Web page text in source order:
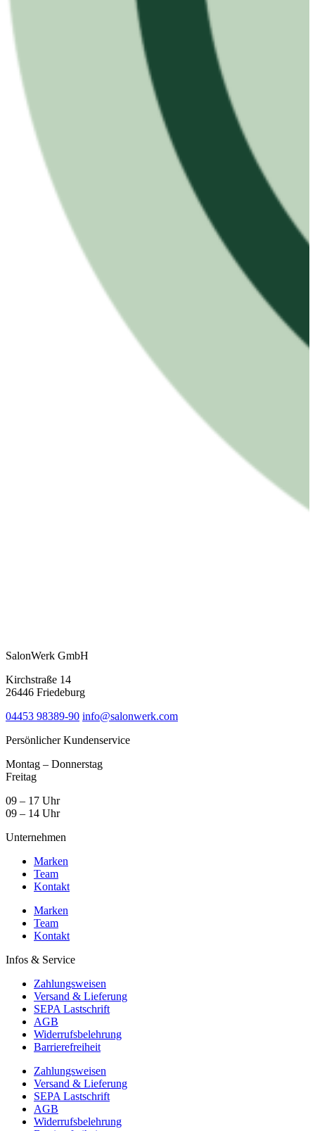
SalonWerk GmbH
Kirchstraße 14
26446 Friedeburg
04453 98389-90 info@salonwerk.com
Persönlicher Kundenservice
Montag – Donnerstag
Freitag
09 – 17 Uhr
09 – 14 Uhr
Unternehmen
Marken
Team
Kontakt
Marken
Team
Kontakt
Infos & Service
Zahlungsweisen
Versand & Lieferung
SEPA Lastschrift
AGB
Widerrufsbelehrung
Barrierefreiheit
Zahlungsweisen
Versand & Lieferung
SEPA Lastschrift
AGB
Widerrufsbelehrung